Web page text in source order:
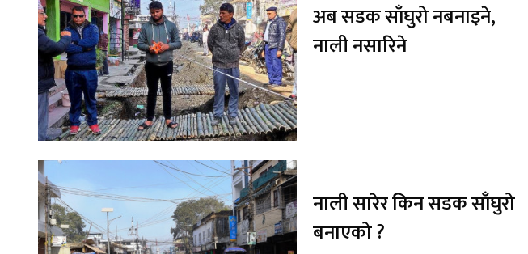
अब सडक साँघुरो नबनाइने,
नाली नसारिने
नाली सारेर किन सडक साँघुरो
बनाएको ?